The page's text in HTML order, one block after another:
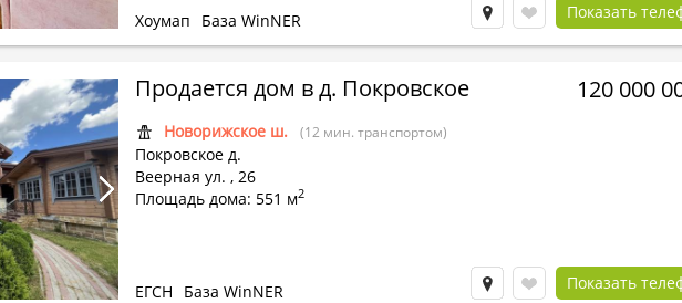
Хоумап База WinNER Показать
Продается дом в д. Покровское
Новорижское ш. (12 мин. транспортом)
Покровское д.
Веерная ул. , 26
Площадь дома: 551 м2
120 000
ЕГСН База WinNER Показать